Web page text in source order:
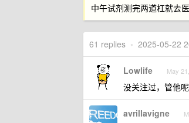
中午试剂测完两道杠就去
61 replies • 2025-05-22
Lowlife May
没关注过，管他
avrillavigne